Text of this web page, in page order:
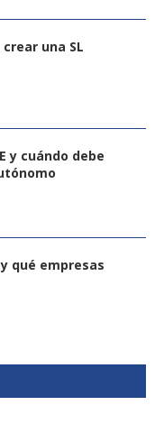
una SL
y cuándo debe
y qué empresas